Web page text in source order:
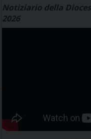
Notiziario della
2026